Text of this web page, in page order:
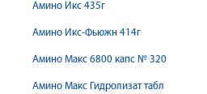
Амино Икс 435г
Амино Икс-Фьюжн 414г
Амино Макс 6800 капс № 320
Амино Макс Гидролизат табл